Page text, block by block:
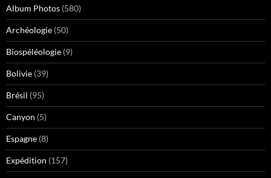
Album Photos (580)
Archéologie (50)
Biospéléologie (9)
Bolivie (39)
Brésil (95)
Canyon (5)
Espagne (8)
Expédition (157)